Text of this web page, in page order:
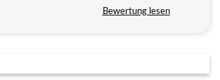
Bewertung lesen